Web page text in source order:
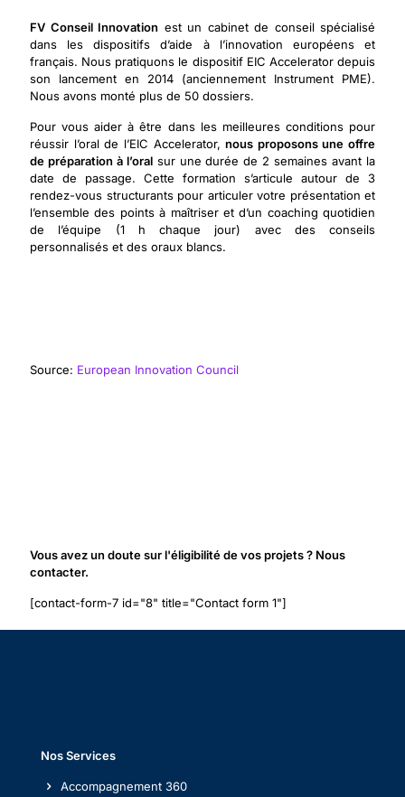
FV Conseil Innovation est un cabinet de conseil spécialisé
dans les dispositifs d’aide à l’innovation européens et
français. Nous pratiquons le dispositif EIC Accelerator depuis
son lancement en 2014 (anciennement Instrument PME).
Nous avons monté plus de 50 dossiers.
Pour vous aider à être dans les meilleures conditions pour
réussir l’oral de l’EIC Accelerator,nous proposons une offre
de préparation à l’oralsur une durée de 2 semaines avant la
date de passage. Cette formation s’articule autour de 3
rendez-vous structurants pour articuler votre présentation et
l’ensemble des points à maîtriser et d’un coaching quotidien
de l’équipe (1 h chaque jour) avec des conseils
personnalisés et des oraux blancs.
Source: European Innovation Council
Vous avez un doute sur l'éligibilité de vos projets ? Nous
contacter.
[contact-form-7 id="8" title="Contact form 1"]
Nos Services
Accompagnement 360